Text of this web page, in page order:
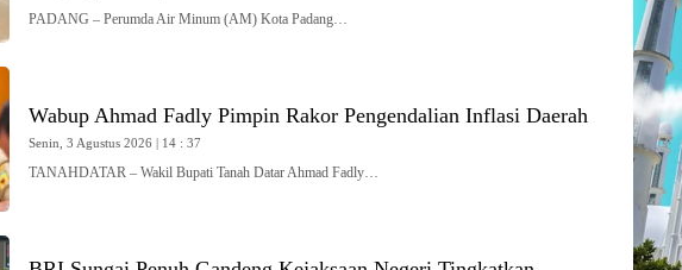
PADANG – Perumda Air Minum (AM) Kota Padang…
Wabup Ahmad Fadly Pimpin Rakor Pengendalian Inflasi Daerah
Senin, 3 Agustus 2026 | 14 : 37
TANAHDATAR – Wakil Bupati Tanah Datar Ahmad Fadly…